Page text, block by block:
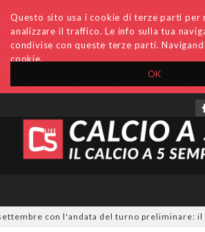
OK
Questo sito usa i cookie di terze parti per
analizzare il traffico. Le info sulla tua
condivise con queste terze parti.
cookie.
Accedi Archivio Invio comunicati
con l'andata del turno preliminare: il